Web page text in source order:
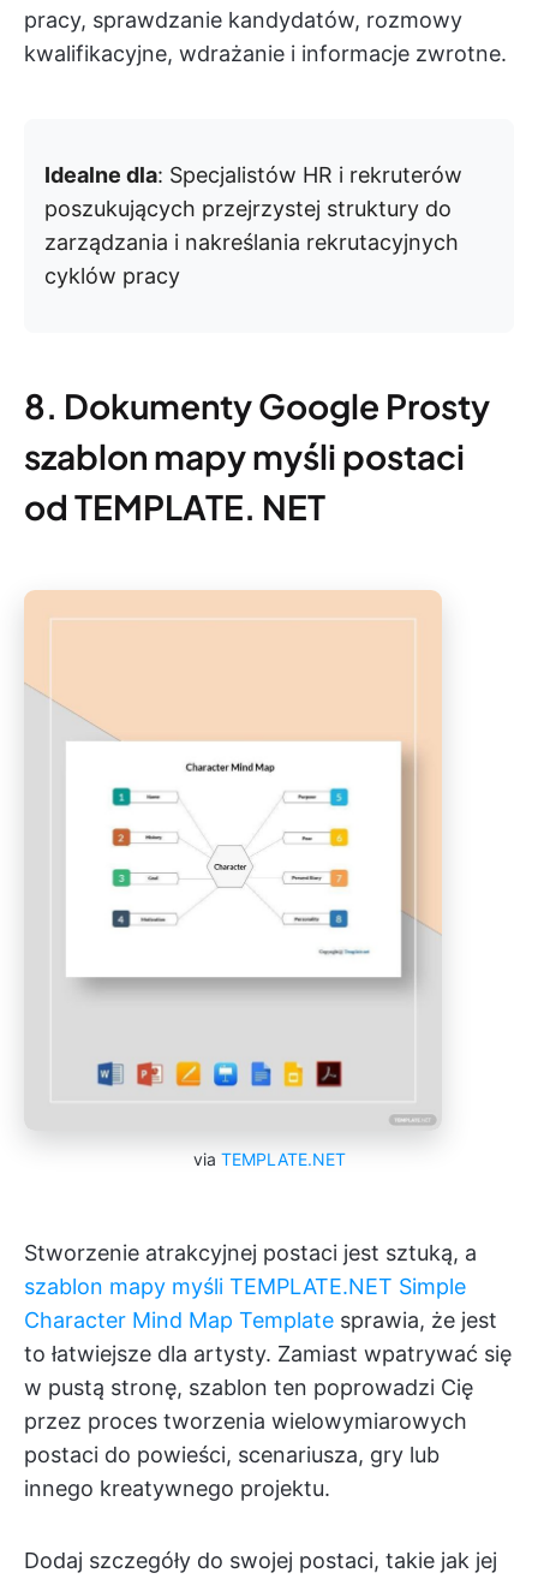
pracy, sprawdzanie kandydatów, rozmowy
kwalifikacyjne, wdrażanie i informacje zwrotne.
Idealne dla: Specjalistów HR i rekruterów
poszukujących przejrzystej struktury do
zarządzania i nakreślania rekrutacyjnych
cyklów pracy
8. Dokumenty Google Prosty
szablon mapy myśli postaci
od TEMPLATE. NET
via TEMPLATE.NET
Stworzenie atrakcyjnej postaci jest sztuką, a
szablon mapy myśli TEMPLATE.NET Simple
Character Mind Map Template sprawia, że jest
to łatwiejsze dla artysty. Zamiast wpatrywać się
w pustą stronę, szablon ten poprowadzi Cię
przez proces tworzenia wielowymiarowych
postaci do powieści, scenariusza, gry lub
innego kreatywnego projektu.
Dodaj szczegóły do swojej postaci, takie jak jej